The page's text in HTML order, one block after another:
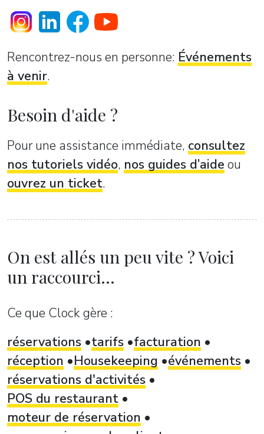
Rencontrez-nous en personne: Événements
à venir.
Besoin d'aide ?
Pour une assistance immédiate, consultez
nos tutoriels vidéo, nos guides d’aide ou
ouvrez un ticket.
On est allés un peu vite ? Voici
un raccourci...
Ce que Clock gère :
réservations tarifs facturation
réception
Housekeeping
événements
réservations d'activités
POS du restaurant
moteur de réservation